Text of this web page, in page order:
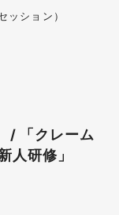
ション）
/ 「クレーム
人研修」